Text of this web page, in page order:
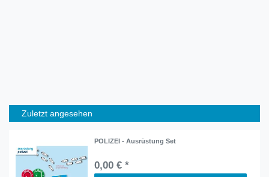
Zuletzt angesehen
POLIZEI - Ausrüstung Set
0,00 € *